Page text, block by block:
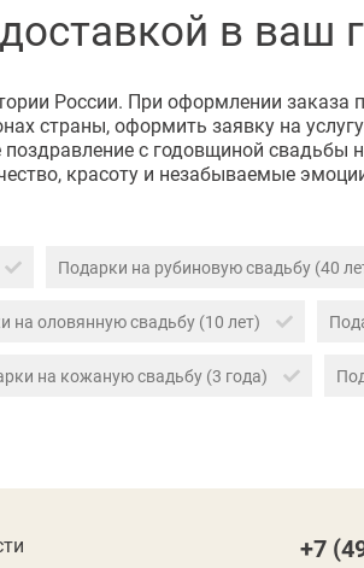
в ваш
России. При оформлении заказа
страны, оформить заявку на
поздравление с годовщиной
красоту и незабываемые
Подарки на рубиновую свадьбу (40
на оловянную свадьбу (10 лет)
на кожаную свадьбу (3 года)
+7